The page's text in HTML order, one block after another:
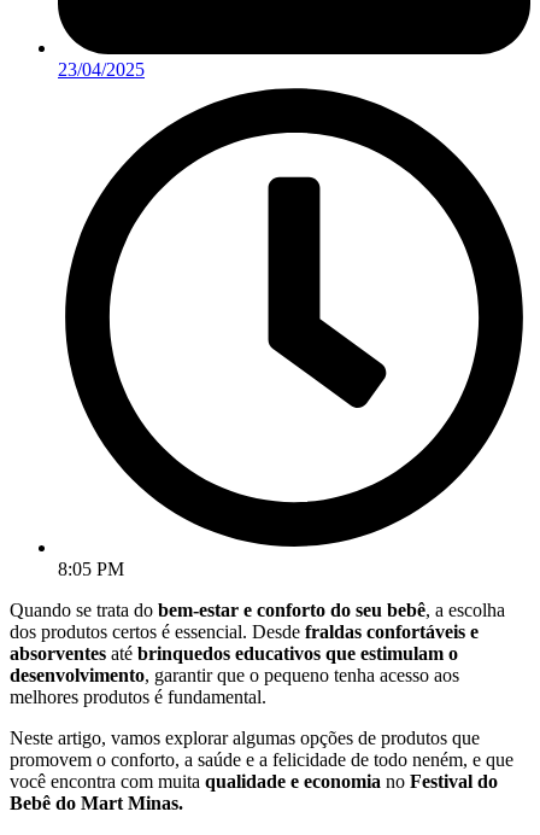
23/04/2025
8:05 PM
Quando se trata do bem-estar e conforto do seu bebê, a escolha
dos produtos certos é essencial. Desde fraldas confortáveis e
absorventes até brinquedos educativos que estimulam o
desenvolvimento, garantir que o pequeno tenha acesso aos
melhores produtos é fundamental.
Neste artigo, vamos explorar algumas opções de produtos que
promovem o conforto, a saúde e a felicidade de todo neném, e que
você encontra com muita qualidade e economia no Festival do
Bebê do Mart Minas.